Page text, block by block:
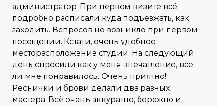
администратор. При первом визите всё
подробно расписали куда подъезжать, как
заходить. Вопросов не возникло при первом
посещении. Кстати, очень удобное
месторасположение студии. На следующий
день спросили как у меня впечатление, все
ли мне понравилось. Очень приятно!
Реснички и брови делали два разных
мастера. Всё очень аккуратно, бережно и